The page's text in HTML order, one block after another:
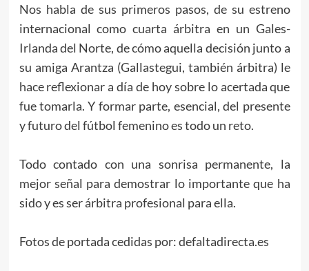
Nos habla de sus primeros pasos, de su estreno
internacional como cuarta árbitra en un Gales-
Irlanda del Norte, de cómo aquella decisión junto a
su amiga Arantza (Gallastegui, también árbitra) le
hace reflexionar a día de hoy sobre lo acertada que
fue tomarla. Y formar parte, esencial, del presente
y futuro del fútbol femenino es todo un reto.
Todo contado con una sonrisa permanente, la
mejor señal para demostrar lo importante que ha
sido y es ser árbitra profesional para ella.
Fotos de portada cedidas por: defaltadirecta.es